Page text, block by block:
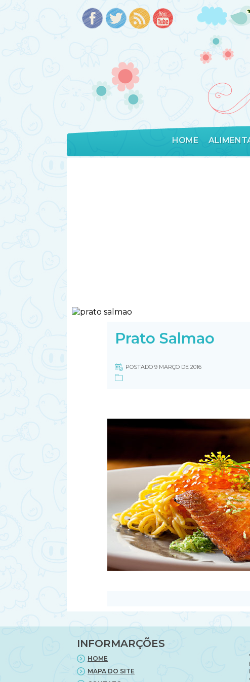
HOME
Prato Salmao
POSTADO 9 MARÇO DE 2016
INFORMARÇÕES
HOME
MAPA DO SITE